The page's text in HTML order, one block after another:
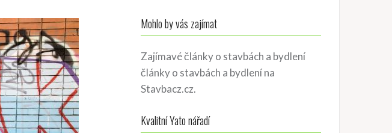
Mohlo by vás zajímat
Zajímavé články o stavbách a bydlení
články o stavbách a bydlenína
Stavbacz.cz.
Kvalitní Yato nářadí